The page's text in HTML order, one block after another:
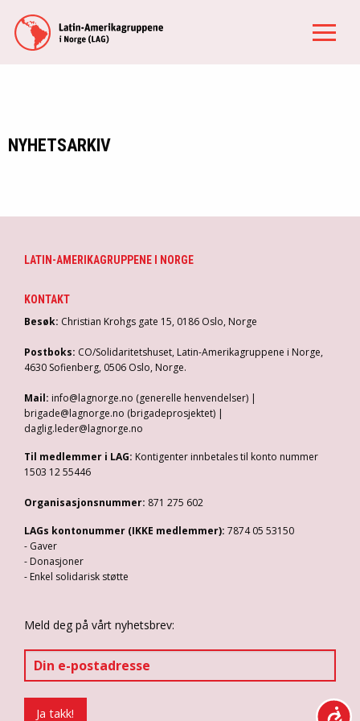
NYHETSARKIV
LATIN-AMERIKAGRUPPENE I NORGE
KONTAKT
Besøk: Christian Krohgs gate 15, 0186 Oslo, Norge
Postboks: CO/Solidaritetshuset, Latin-Amerikagruppene i Norge,
4630 Sofienberg, 0506 Oslo, Norge.
Mail: info@lagnorge.no (generelle henvendelser) |
brigade@lagnorge.no (brigadeprosjektet) |
daglig.leder@lagnorge.no
Til medlemmer i LAG: Kontigenter innbetales til konto nummer
1503 12 55446
Organisasjonsnummer: 871 275 602
LAGs kontonummer (IKKE medlemmer): 7874 05 53150
- Gaver
- Donasjoner
- Enkel solidarisk støtte
Meld deg på vårt nyhetsbrev: